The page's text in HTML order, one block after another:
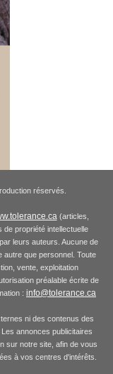
réservés.
(articles,
propriété intellectuelle
leurs auteurs. Aucune de
autre que personnel. Toute
vente, exploitation
préalable écrite de
: info@tolerance.ca
ni des contenus des
Les annonces publicitaires
sur notre site, afin de vous
à vos centres d'intérêts.